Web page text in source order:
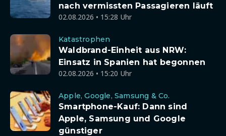
nach vermissten Passagieren läuft
02.08.2026 • 15:28 Uhr
Katastrophen
Waldbrand-Einheit aus NRW:
Einsatz in Spanien hat begonnen
02.08.2026 • 15:20 Uhr
Apple, Google, Samsung & Co.
Smartphone-Kauf: Dann sind
Apple, Samsung und Google
günstiger